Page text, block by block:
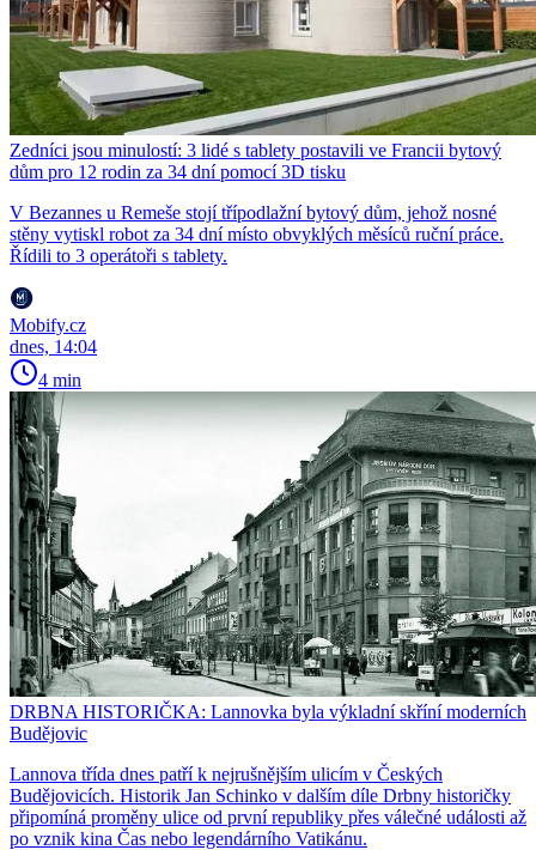
Zedníci jsou minulostí: 3 lidé s tablety postavili ve Francii bytový
dům pro 12 rodin za 34 dní pomocí 3D tisku
V Bezannes u Remeše stojí třípodlažní bytový dům, jehož nosné
stěny vytiskl robot za 34 dní místo obvyklých měsíců ruční práce.
Řídili to 3 operátoři s tablety.
Mobify.cz
dnes, 14:04
4 min
DRBNA HISTORIČKA: Lannovka byla výkladní skříní moderních
Budějovic
Lannova třída dnes patří k nejrušnějším ulicím v Českých
Budějovicích. Historik Jan Schinko v dalším díle Drbny historičky
připomíná proměny ulice od první republiky přes válečné události až
po vznik kina Čas nebo legendárního Vatikánu.